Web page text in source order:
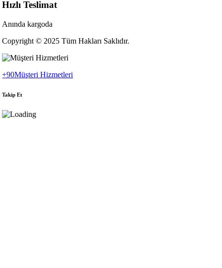
Hızlı Teslimat
Anında kargoda
Copyright © 2025 Tüm Hakları Saklıdır.
+90Müşteri Hizmetleri
Takip Et